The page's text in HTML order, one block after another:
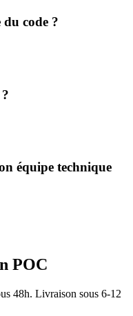
code ?
équipe technique
POC
48h. Livraison sous 6-12